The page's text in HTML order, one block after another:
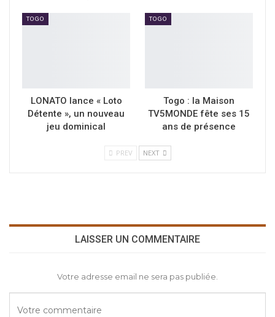
TOGO
LONATO lance « Loto
Détente », un nouveau
jeu dominical
TOGO
Togo : la Maison
TV5MONDE fête ses 15
ans de présence
PREV NEXT
LAISSER UN COMMENTAIRE
Votre adresse email ne sera pas publiée.